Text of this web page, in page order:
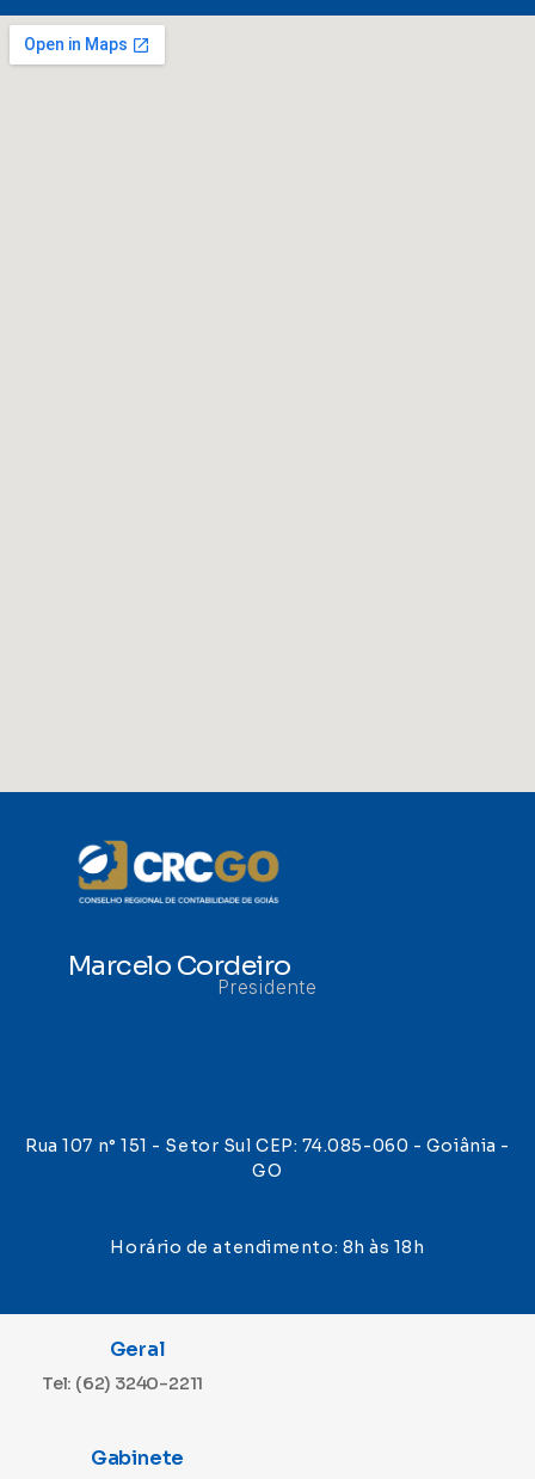
Marcelo Cordeiro
Presidente
Rua 107 n° 151 - Setor Sul CEP: 74.085-060 - Goiânia -
GO
Horário de atendimento: 8h às 18h
Geral
Tel: (62) 3240-2211
Gabinete